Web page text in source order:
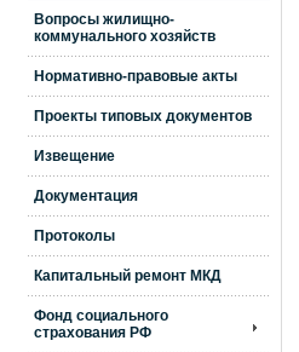
Вопросы жилищно-
коммунального хозяйств
Нормативно-правовые акты
Проекты типовых документов
Извещение
Документация
Протоколы
Капитальный ремонт МКД
Фонд социального
страхования РФ